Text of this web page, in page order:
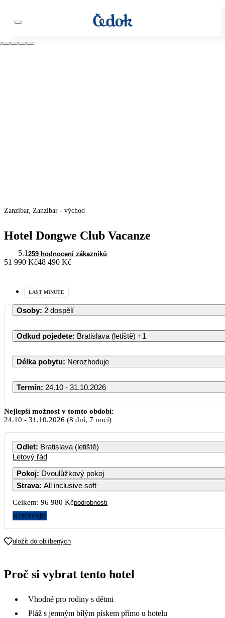
Zanzibar, Zanzibar - východ
Hotel Dongwe Club Vacanze
5.1 259 hodnocení zákazníků
51 990 Kč48 490 Kč
LAST MINUTE
Osoby: 2 dospělí
Odkud pojedete: Bratislava (letiště) +1
Délka pobytu: Nerozhoduje
Termín: 24.10 - 31.10.2026
Nejlepší možnost v tomto období:
24.10 - 31.10.2026 (8 dní, 7 nocí)
Odlet: Bratislava (letiště)
Letový řád
Pokoj: Dvoulůžkový pokoj
Strava: All inclusive soft
Celkem: 96 980 Kčpodrobnosti
Rezervujte
uložit do oblíbených
Proč si vybrat tento hotel
Vhodné pro rodiny s dětmi
Pláž s jemným bílým pískem přímo u hotelu